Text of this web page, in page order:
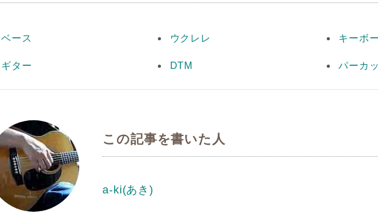
ベース ウクレレ キーボ
ギター DTM パーカ
この記事を書いた人
a-ki(あき)